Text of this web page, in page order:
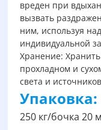
вреден при
вызвать
ним, используя
индивидуальной
Хранение:
прохладном и
света и
Упаковка:
250 кг/бочка 20